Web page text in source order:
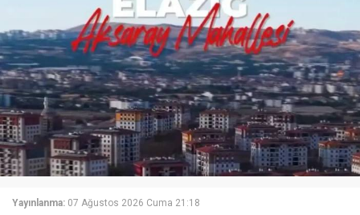
Yayınlanma: 07 Ağustos 2026 Cuma 21:18